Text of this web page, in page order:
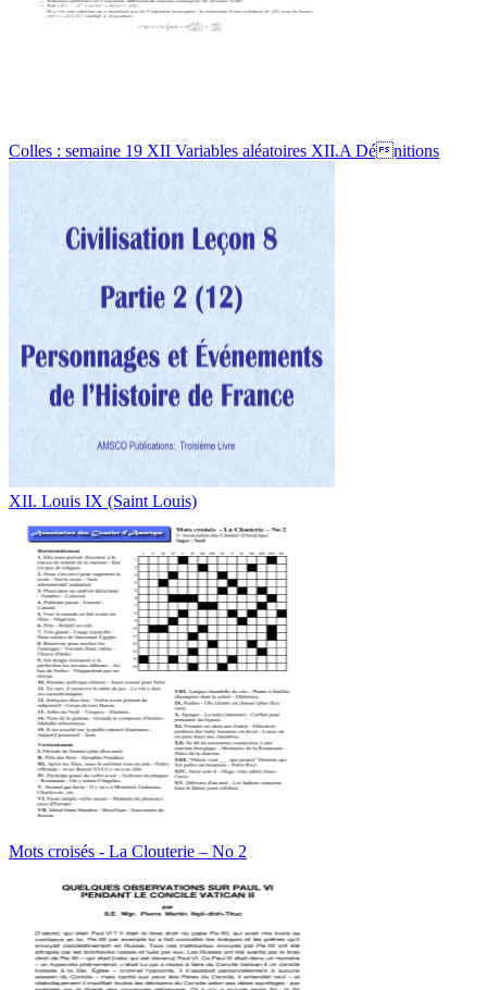
Colles : semaine 19 XII Variables aléatoires XII.A Dénitions
XII. Louis IX (Saint Louis)
Mots croisés - La Clouterie – No 2